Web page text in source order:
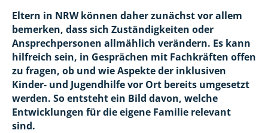
Eltern in NRW können daher zunächst vor allem
bemerken, dass sich Zuständigkeiten oder
Ansprechpersonen allmählich verändern. Es kann
hilfreich sein, in Gesprächen mit Fachkräften offen
zu fragen, ob und wie Aspekte der inklusiven
Kinder- und Jugendhilfe vor Ort bereits umgesetzt
werden. So entsteht ein Bild davon, welche
Entwicklungen für die eigene Familie relevant
sind.